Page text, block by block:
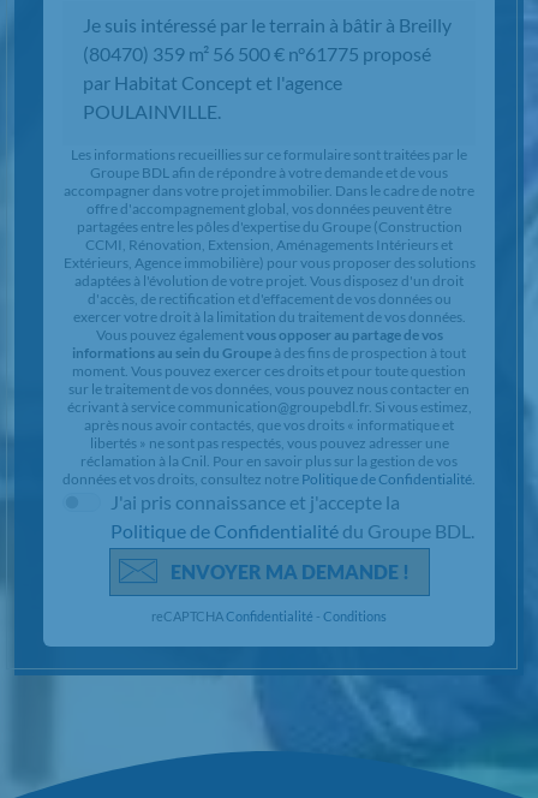
Les informations recueillies sur ce formulaire sont traitées par le
Groupe BDL afin de répondre à votre demande et de vous
accompagner dans votre projet immobilier. Dans le cadre de notre
offre d'accompagnement global, vos données peuvent être
partagées entre les pôles d'expertise du Groupe (Construction
CCMI, Rénovation, Extension, Aménagements Intérieurs et
Extérieurs, Agence immobilière) pour vous proposer des solutions
adaptées à l'évolution de votre projet. Vous disposez d'un droit
d'accès, de rectification et d'effacement de vos données ou
exercer votre droit à la limitation du traitement de vos données.
Vous pouvez égalementvous opposer au partage de vos
informations au sein du Groupe à des fins de prospection à tout
moment. Vous pouvez exercer ces droits et pour toute question
sur le traitement de vos données, vous pouvez nous contacter en
écrivant à service communication@groupebdl.fr. Si vous estimez,
après nous avoir contactés, que vos droits « informatique et
libertés » ne sont pas respectés, vous pouvez adresser une
réclamation à la Cnil. Pour en savoir plus sur la gestion de vos
données et vos droits, consultez notre Politique de Confidentialité
J'ai pris connaissance et j'accepte la
Politique de Confidentialité du Groupe BDL.
ENVOYER MA DEMANDE !
reCAPTCHAConfidentialité - Conditions